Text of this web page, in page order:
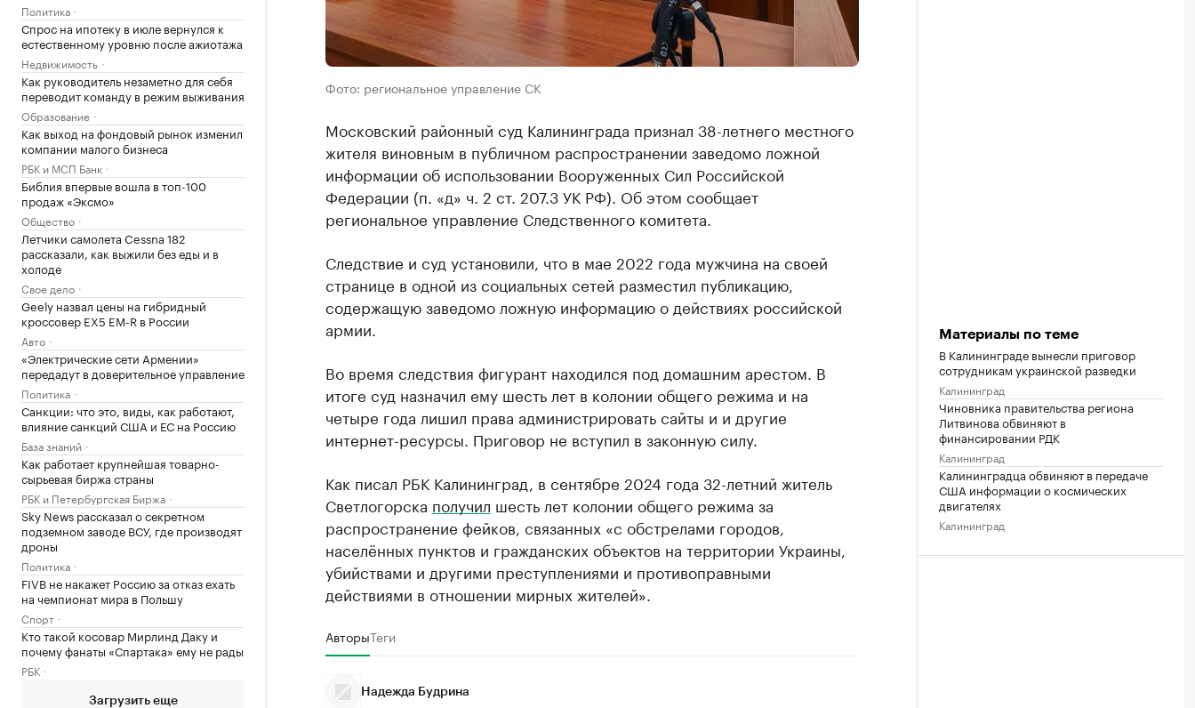
Политика
Спрос на ипотеку в июле вернулся к
естественному уровню после ажиотажа
Недвижимость
Как руководитель незаметно для себя
переводит команду в режим выживания
Образование
Как выход на фондовый рынок изменил
компании малого бизнеса
РБК и МСП Банк
Библия впервые вошла в топ-100
продаж «Эксмо»
Общество
Летчики самолета Cessna 182
рассказали, как выжили без еды и в
холоде
Свое дело
Geely назвал цены на гибридный
кроссовер EX5 EM-R в России
Авто
«Электрические сети Армении»
передадут в доверительное управление
Политика
Санкции: что это, виды, как работают,
влияние санкций США и ЕС на Россию
База знаний
Как работает крупнейшая товарно-
сырьевая биржа страны
РБК и Петербургская Биржа
Sky News рассказал о секретном
подземном заводе ВСУ, где производят
дроны
Политика
FIVB не накажет Россию за отказ ехать
на чемпионат мира в Польшу
Спорт
Кто такой косовар Мирлинд Даку и
почему фанаты «Спартака» ему не рады
РБК
Загрузить еще
Фото: региональное управление СК
Московский районный суд Калининграда признал 38-летнего местного
жителя виновным в публичном распространении заведомо ложной
информации об использовании Вооруженных Сил Российской
Федерации (п. «д» ч. 2 ст. 207.3 УК РФ). Об этом сообщает
региональное управление Следственного комитета.
Следствие и суд установили, что в мае 2022 года мужчина на своей
странице в одной из социальных сетей разместил публикацию,
содержащую заведомо ложную информацию о действиях российской
армии.
Во время следствия фигурант находился под домашним арестом. В
итоге суд назначил ему шесть лет в колонии общего режима и на
четыре года лишил права администрировать сайты и и другие
интернет-ресурсы. Приговор не вступил в законную силу.
Как писал РБК Калининград, в сентябре 2024 года 32-летний житель
Светлогорска получил шесть лет колонии общего режима за
распространение фейков, связанных «с обстрелами городов,
населённых пунктов и гражданских объектов на территории Украины,
убийствами и другими преступлениями и противоправными
действиями в отношении мирных жителей».
АвторыТеги
Надежда Будрина
Материалы по теме
В Калининграде вынесли приговор
сотрудникам украинской разведки
Калининград
Чиновника правительства региона
Литвинова обвиняют в
финансировании РДК
Калининград
Калининградца обвиняют в передаче
США информации о космических
двигателях
Калининград